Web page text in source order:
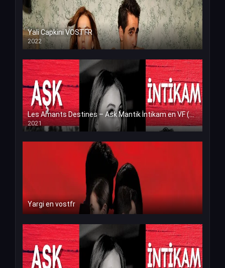
Yali Capkini VOSTFR
2022
Les Amants Destines – Ask Mantik İntikam en VF (Voix Francaise)
2021
Yargi en vostfr